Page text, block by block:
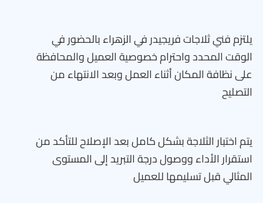
يلتزم فني ثلاجات فريجيدر في الزهراء بالحضور في
الوقت المحدد واحترام خصوصية العميل والمحافظة
على نظافة المكان أثناء العمل وبعد الانتهاء من
التصليح
يتم اختبار الثلاجة بشكل كامل بعد الإصلاح للتأكد من
استقرار الأداء ووصول درجة التبريد إلى المستوى
المثالي قبل تسليمها للعميل